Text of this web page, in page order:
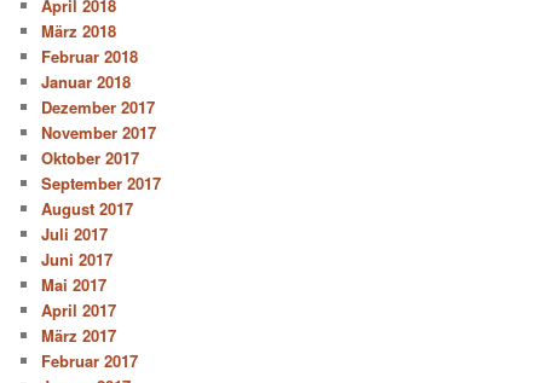
April 2018
März 2018
Februar 2018
Januar 2018
Dezember 2017
November 2017
Oktober 2017
September 2017
August 2017
Juli 2017
Juni 2017
Mai 2017
April 2017
März 2017
Februar 2017